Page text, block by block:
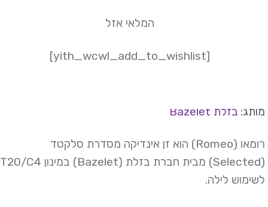
בזלת Bazelet
רומאו (Romeo) הוא זן אינדיקה מסדרת סלקטד
(Selected) מבית חברת בזלת (Bazelet) במינון T20/C4.
לילה.
המלאי אזל